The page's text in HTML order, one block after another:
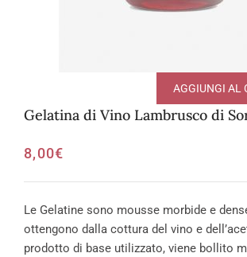
Gelatina di Vino Lambrusco di
8,00€
AGGIUNGI AL
Le Gelatine sono mousse morbide e
ottengono dalla cottura del vino e
prodotto di base utilizzato, viene bollito